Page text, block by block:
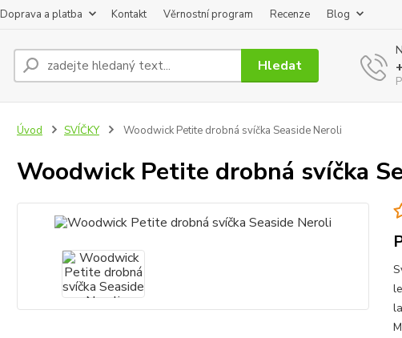
Doprava a platba Kontakt Věrnostní program Recenze Blog
Hledat
Úvod SVÍČKY Woodwick Petite drobná svíčka Seaside Neroli
Woodwick Petite drobná svíčka